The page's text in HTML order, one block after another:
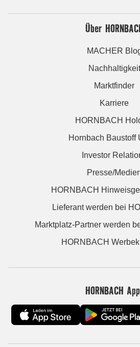
Über
MACHER
Nachhaltigkeit
Marktfinder
Karriere
HORNBACH
Hornbach Baustoff
Investor
Presse/
HORNBACH
Lieferant werden bei
Marktplatz-Partner werden
HORNBACH
HORNBACH